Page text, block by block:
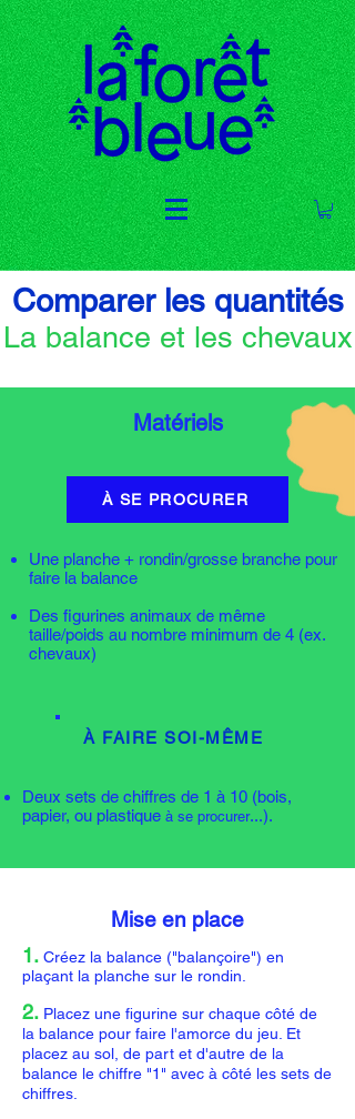
Comparer les quantités
La balance et les chevaux
Matériels
À SE PROCURER
Une planche + rondin/grosse branche pour
faire la balance
Des figurines animaux de même
taille/poids au nombre minimum de 4 (ex.
chevaux)
À FAIRE SOI-MÊME
Deux sets de chiffres de 1 à 10 (bois,
papier, ou plastique à se procurer...).
Mise en place
1. Créez la balance ("balançoire") en
plaçant la planche sur le rondin.
2. Placez une figurine sur chaque côté de
la balance pour faire l'amorce du jeu. Et
placez au sol, de part et d'autre de la
balance le chiffre "1" avec à côté les sets de
chiffres.